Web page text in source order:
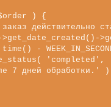
7 дней обработки.'